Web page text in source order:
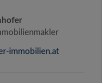
immobilien.at